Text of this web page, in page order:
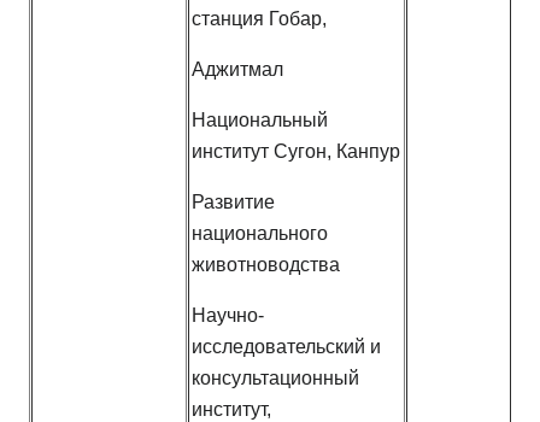
станция Гобар,
Аджитмал
Национальный
институт Сугон, Канпур
Развитие
национального
животноводства
Научно-
исследовательский и
консультационный
институт,